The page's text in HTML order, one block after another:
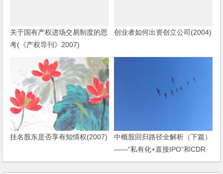
关于国有产权进场交易制度的思
考(《产权导刊》2007)
创业者如何出资创立公司(2004)
挂名股东是否享有知情权(2007)
中概股回归路径全解析（下篇）
——“私有化+直接IPO”和CDR